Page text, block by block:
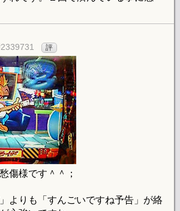
評
傷様です＾＾；
よりも「すんごいですね予告」が絡